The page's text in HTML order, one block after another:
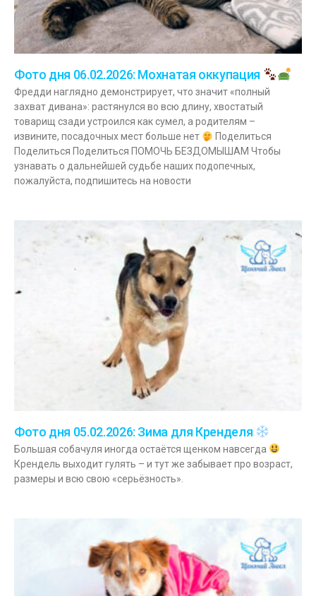
Фото дня 06.02.2026: Мохнатая оккупация
Фредди наглядно демонстрирует, что значит «полный
захват дивана»: растянулся во всю длину, хвостатый
товарищ сзади устроился как сумел, а родителям –
извините, посадочных мест больше нет
Поделиться
Поделиться Поделиться ПОМОЧЬ БЕЗДОМЫШАМ Чтобы
узнавать о дальнейшей судьбе наших подопечных,
пожалуйста, подпишитесь на новости
Фото дня 05.02.2026: Зима для Кренделя
Большая собачуля иногда остаётся щенком навсегда
Крендель выходит гулять – и тут же забывает про возраст,
размеры и всю свою «серьёзность».